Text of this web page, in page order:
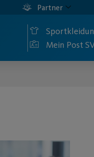
Partner
Mein Post